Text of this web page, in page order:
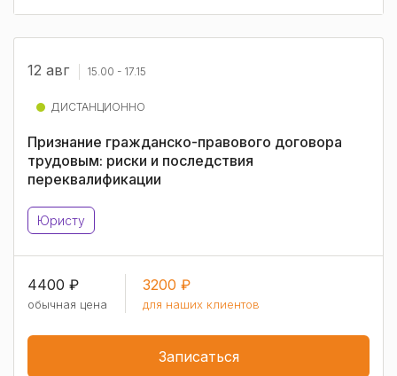
12 авг 15.00 - 17.15
ДИСТАНЦИОННО
Признание гражданско-правового договора
трудовым: риски и последствия
переквалификации
Юристу
4400 ₽
обычная цена
3200 ₽
для наших клиентов
Записаться